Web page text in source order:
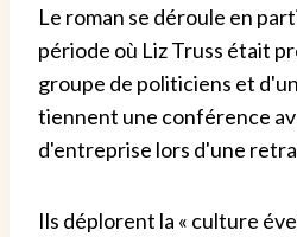
Le roman se déroule en
période où Liz Truss était
groupe de politiciens et
tiennent une conférence
d'entreprise lors d'une
Ils déplorent la « culture